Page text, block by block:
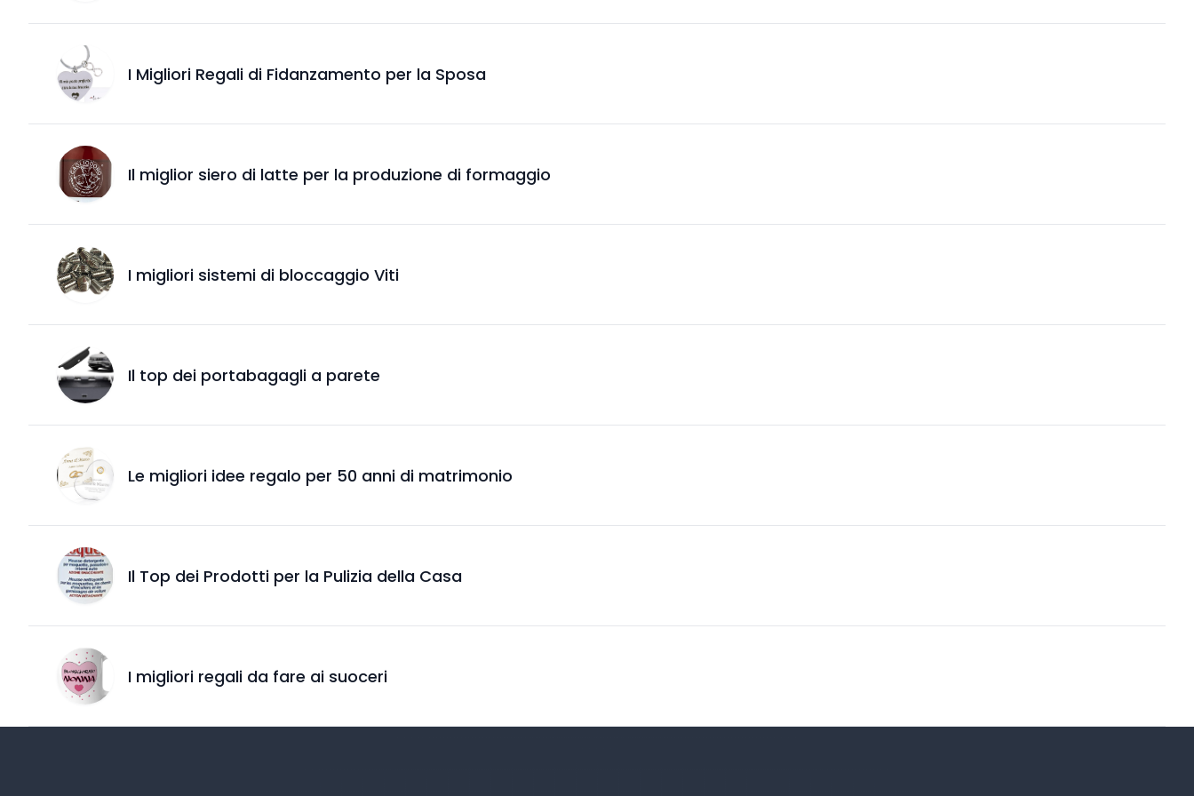
I Migliori Regali di Fidanzamento per la Sposa
Il miglior siero di latte per la produzione di formaggio
I migliori sistemi di bloccaggio Viti
Il top dei portabagagli a parete
Le migliori idee regalo per 50 anni di matrimonio
Il Top dei Prodotti per la Pulizia della Casa
I migliori regali da fare ai suoceri